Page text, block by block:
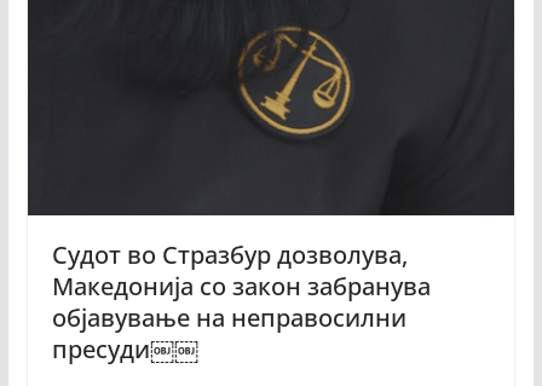
Судот во Стразбур дозволува,
Македонија со закон забранува
објавување на неправосилни
пресуди￼￼